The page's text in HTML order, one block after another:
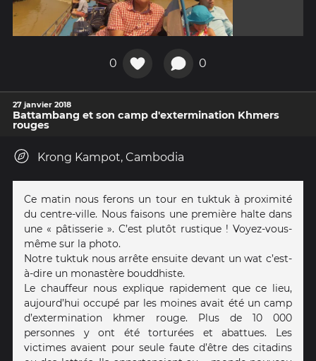
0 0
27 janvier 2018
Battambang et son camp d'extermination Khmers
rouges
Krong Kampot, Cambodia
Ce matin nous ferons un tour en tuktuk à proximité
du centre-ville. Nous faisons une première halte dans
une « pâtisserie ». C’est plutôt rustique ! Voyez-vous-
même sur la photo.
Notre tuktuk nous arrête ensuite devant un wat c’est-
à-dire un monastère bouddhiste.
Le chauffeur nous explique rapidement que ce lieu,
aujourd’hui occupé par les moines avait été un camp
d’extermination khmer rouge. Plus de 10 000
personnes y ont été torturées et abattues. Les
victimes avaient pour seule faute d’être des citadins